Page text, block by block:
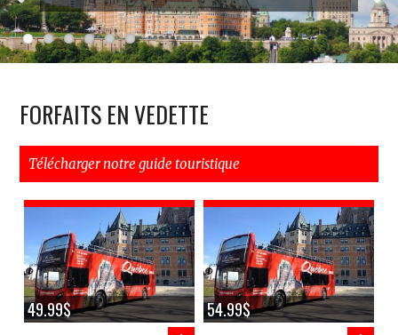
Previous Next
FORFAITS EN VEDETTE
Télécharger notre guide touristique
49.99$ 54.99$